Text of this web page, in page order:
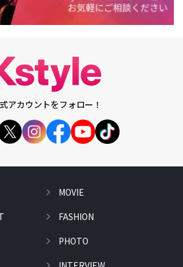
アカウントをフォロー！
MOVIE
FASHION
PHOTO